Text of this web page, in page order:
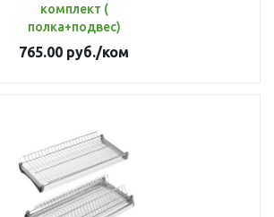
комплект (
полка+подвес)
765.00 руб./ком